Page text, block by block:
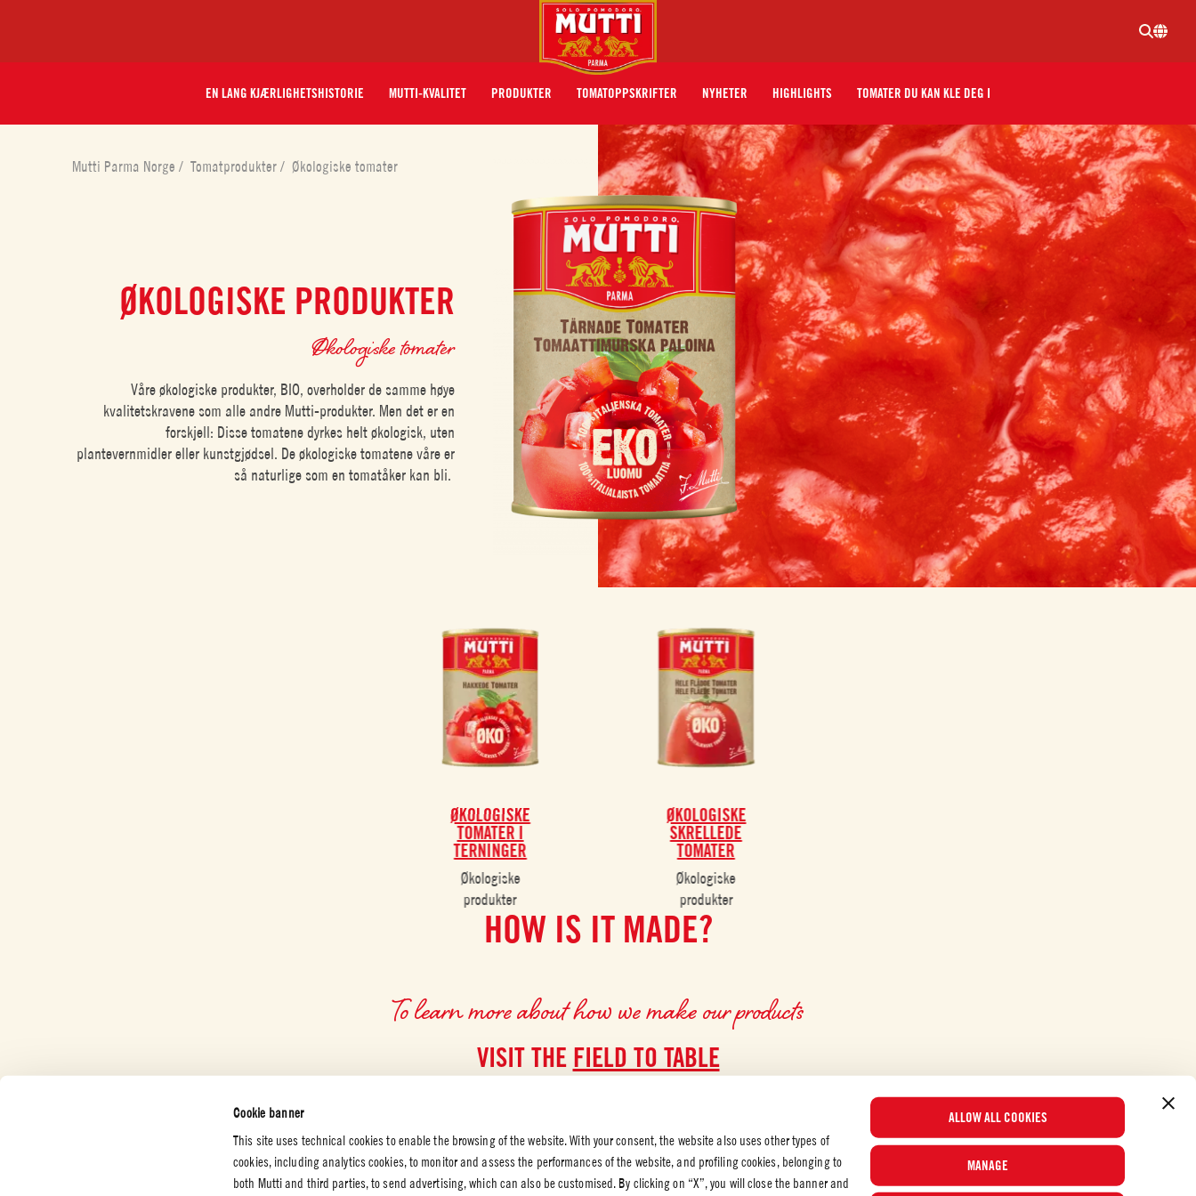
Cookie banner
This site uses technical cookies to enable the browsing of the website. With your consent, the website also uses other types of
cookies, including analytics cookies, to monitor and assess the performances of the website, and profiling cookies, belonging to
both Mutti and third parties, to send advertising, which can also be customised. By clicking on “X”, you will close the banner and
ALLOW ALL COOKIES
MANAGE
EN LANG KJÆRLIGHETSHISTORIE MUTTI-KVALITET PRODUKTER TOMATOPPSKRIFTER NYHETER HIGHLIGHTS TOMATER DU KAN KLE DEG I
Mutti Parma Norge/ Tomatprodukter/ Økologiske tomater
ØKOLOGISKE PRODUKTER
Økologiske tomater
Våre økologiske produkter, BIO, overholder de samme høye
kvalitetskravene som alle andre Mutti-produkter. Men det er en
forskjell: Disse tomatene dyrkes helt økologisk, uten
plantevernmidler eller kunstgjødsel. De økologiske tomatene våre er
så naturlige som en tomatåker kan bli.
ØKOLOGISKE
TOMATER I
TERNINGER
Økologiske
produkter
ØKOLOGISKE
SKRELLEDE
TOMATER
Økologiske
produkter
HOW IS IT MADE?
To learn more about how we make our products
VISIT THE FIELD TO TABLE